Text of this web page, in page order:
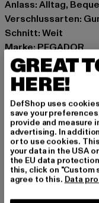
Anlass: Alltag,
Verschlussarten:
Schnitt: Weit
Marke: PEGADOR
Kat.: Trousers -
Farbe: beige
Hersteller Farbe:
Polyester
Art.Nr: PGDR6987-
Hersteller: The Mad
GREAT
HERE!
DefShop uses
save your
provide and measure
advertising. In
or to use cookies.
your data in the USA
the EU data
this, click on "Custom
agree to this. Data